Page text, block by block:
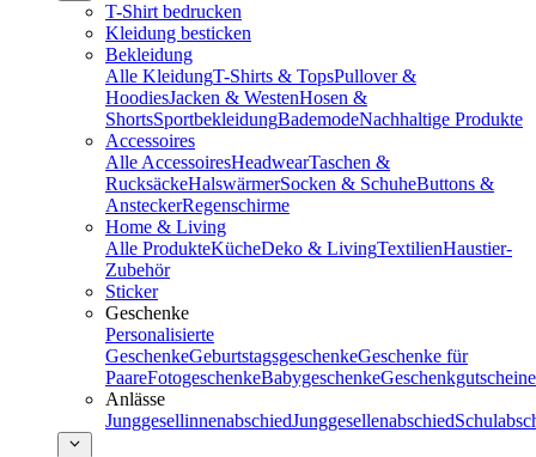
T-Shirt bedrucken
Kleidung besticken
Bekleidung
Alle KleidungT-Shirts & TopsPullover &
HoodiesJacken & WestenHosen &
ShortsSportbekleidungBademodeNachhaltige Produkte
Accessoires
Alle AccessoiresHeadwearTaschen &
RucksäckeHalswärmerSocken & SchuheButtons &
AnsteckerRegenschirme
Home & Living
Alle ProdukteKücheDeko & LivingTextilienHaustier-
Zubehör
Sticker
Geschenke
Personalisierte
GeschenkeGeburtstagsgeschenkeGeschenke für
PaareFotogeschenkeBabygeschenkeGeschenkgutscheine
Anlässe
JunggesellinnenabschiedJunggesellenabschied